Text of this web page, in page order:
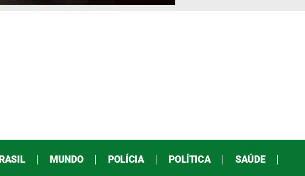
MUNDO POLÍCIA POLÍTICA SAÚDE